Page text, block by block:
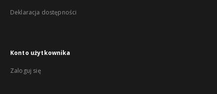
Deklaracja dostępności
Konto użytkownika
Zaloguj się